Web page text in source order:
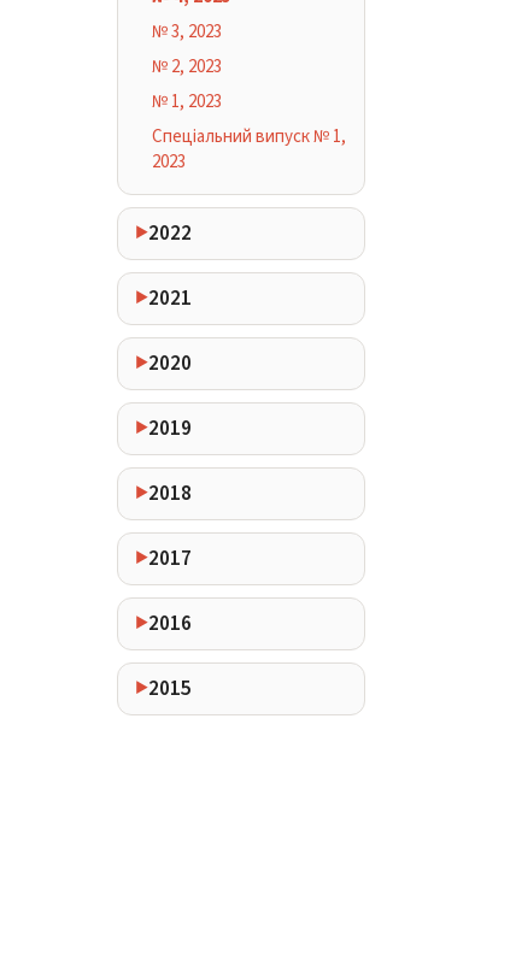
№ 3, 2023
№ 2, 2023
№ 1, 2023
Спеціальний випуск № 1,
2023
2022
2021
2020
2019
2018
2017
2016
2015